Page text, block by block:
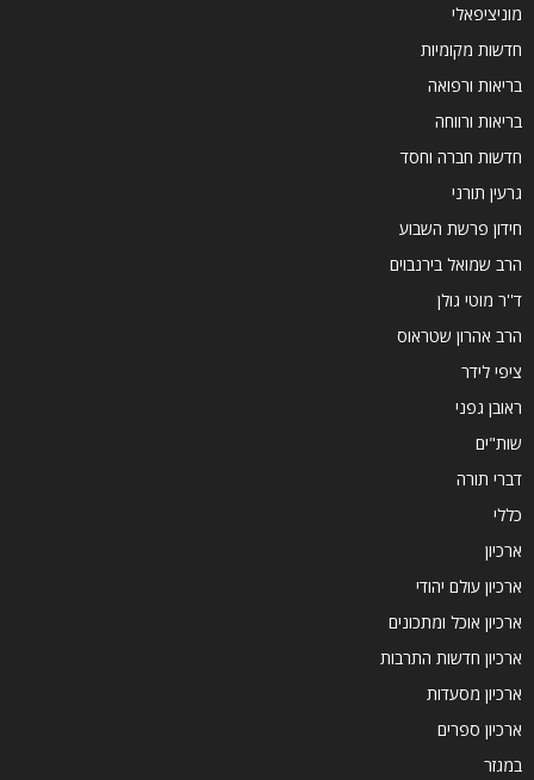
מוניציפאלי
חדשות מקומיות
בריאות ורפואה
בריאות ורווחה
חדשות חברה וחסד
גרעין תורני
חידון פרשת השבוע
הרב שמואל בירנבוים
ד''ר מוטי גולן
הרב אהרון שטראוס
ציפי לידר
ראובן גפני
שות"ים
דברי תורה
כללי
ארכיון
ארכיון עולם יהודי
ארכיון אוכל ומתכונים
ארכיון חדשות התרבות
ארכיון מסעדות
ארכיון ספרים
במגזר